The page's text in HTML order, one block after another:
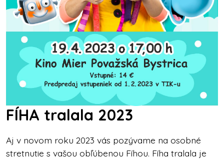
FÍHA tralala 2023
Aj v novom roku 2023 vás pozývame na osobné
stretnutie s vašou obľúbenou Fíhou. Fíha tralala je